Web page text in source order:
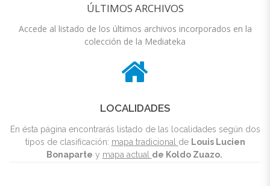
ÚLTIMOS ARCHIVOS
Accede al listado de los últimos archivos incorporados en la
colección de la Mediateka
LOCALIDADES
En ésta página encontrarás listado de las localidades según dos
tipos de clasificación: mapa tradicional de Louis Lucien
Bonaparte y mapa actual de Koldo Zuazo.